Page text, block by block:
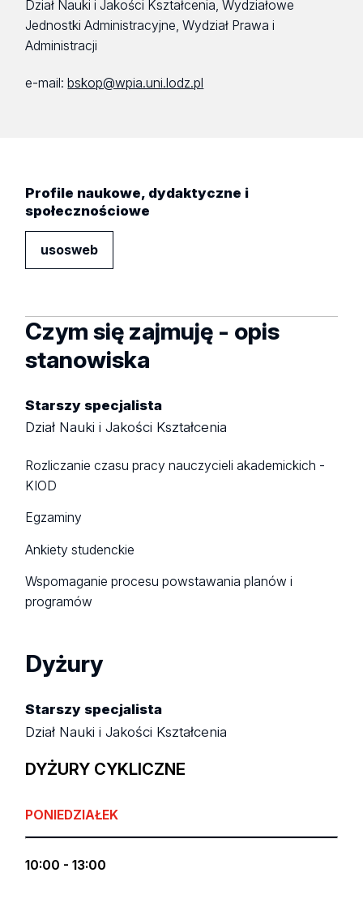
Dział Nauki i Jakości Kształcenia, Wydziałowe
Jednostki Administracyjne, Wydział Prawa i
Administracji
e-mail: bskop@wpia.uni.lodz.pl
Profile naukowe, dydaktyczne i
społecznościowe
usosweb
Czym się zajmuję - opis
stanowiska
Starszy specjalista
Dział Nauki i Jakości Kształcenia
Rozliczanie czasu pracy nauczycieli akademickich -
KIOD
Egzaminy
Ankiety studenckie
Wspomaganie procesu powstawania planów i
programów
Dyżury
Starszy specjalista
Dział Nauki i Jakości Kształcenia
DYŻURY CYKLICZNE
PONIEDZIAŁEK
10:00 - 13:00